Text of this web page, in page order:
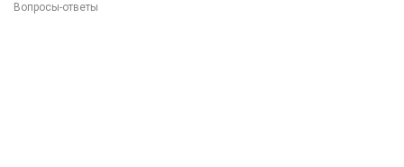
Вопросы-ответы